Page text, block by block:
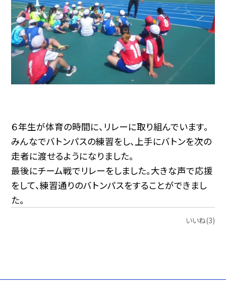
６年生が体育の時間に、リレーに取り組んでいます。
みんなでバトンパスの練習をし、上手にバトンを次の
走者に渡せるようになりました。
最後にチーム戦でリレーをしました。大きな声で応援
をして、練習通りのバトンパスをすることができまし
た。
いいね(3)